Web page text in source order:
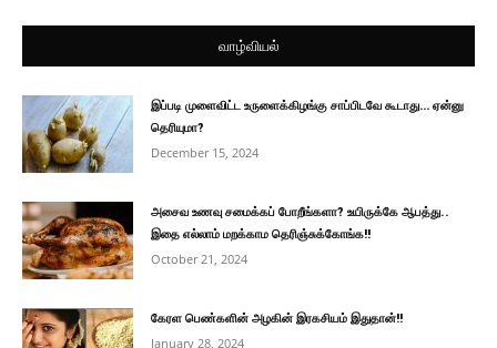
வாழ்வியல்
இப்படி முளைவிட்ட உருளைக்கிழங்கு சாப்பிடவே கூடாது… ஏன்னு
தெரியுமா?
December 15, 2024
அசைவ உணவு சமைக்கப் போறீங்களா? உயிருக்கே ஆபத்து..
இதை எல்லாம் மறக்காம தெரிஞ்சுக்கோங்க!!
October 21, 2024
கேரள பெண்களின் அழகின் இரகசியம் இதுதான்!!
January 28, 2024